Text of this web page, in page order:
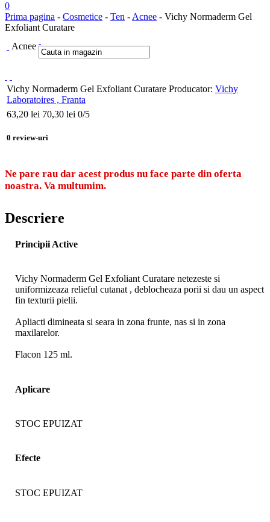
0
Prima pagina - Cosmetice - Ten - Acnee - Vichy Normaderm Gel
Exfoliant Curatare
Acnee
Vichy Normaderm Gel Exfoliant Curatare Producator: Vichy
Laboratoires , Franta
63,20 lei 70,30 lei 0/5
0 review-uri
Ne pare rau dar acest produs nu face parte din oferta
noastra. Va multumim.
Descriere
Principii Active
Vichy Normaderm Gel Exfoliant Curatare netezeste si
uniformizeaza relieful cutanat , deblocheaza porii si dau un aspect
fin texturii pielii.
Apliacti dimineata si seara in zona frunte, nas si in zona
maxilarelor.
Flacon 125 ml.
Aplicare
STOC EPUIZAT
Efecte
STOC EPUIZAT